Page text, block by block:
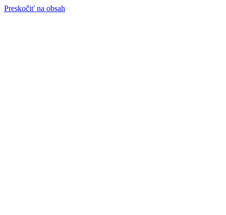
Preskočiť na obsah